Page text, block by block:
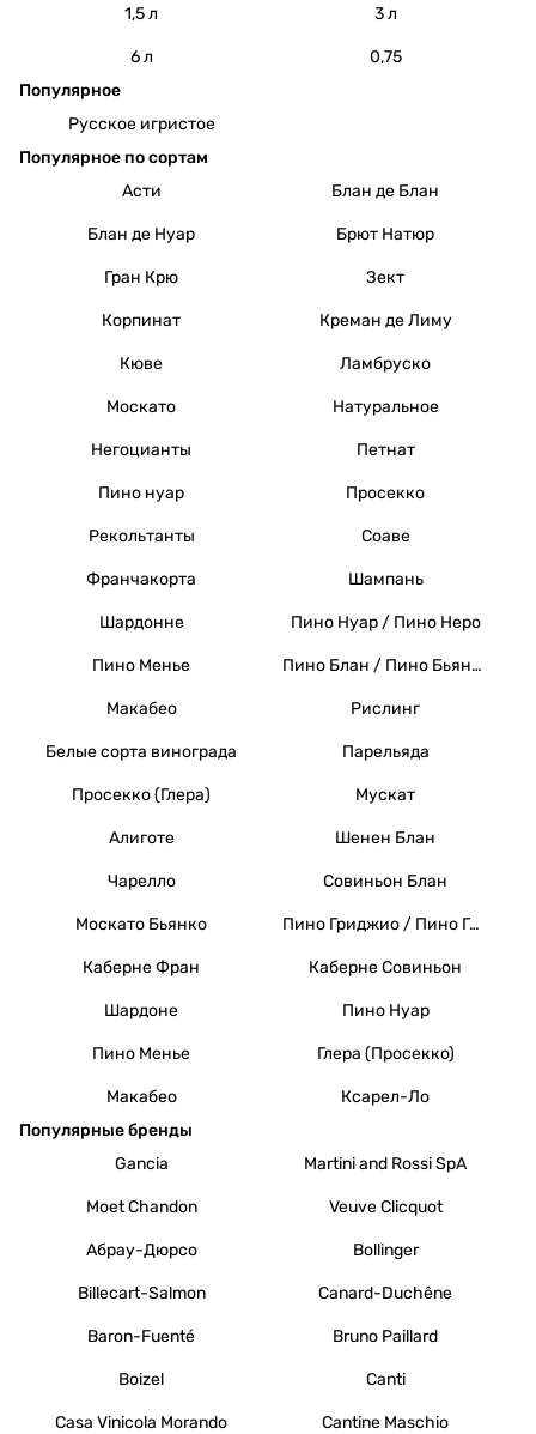
1,5 л 3 л
6 л
0,75
Популярное
Русское игристое
Популярное по сортам
Асти
Блан де Блан
Блан де Нуар Брют Натюр
Гран Крю Зект
Корпинат Креман де Лиму
Кюве Ламбруско
Москато Натуральное
Негоцианты Петнат
Пино нуар Просекко
Рекольтанты Соаве
Франчакорта Шампань
Шардонне Пино Нуар / Пино Неро
Пино Менье Пино Блан / Пино Бьянко / Вайссер Бургундер
Макабео Рислинг
Белые сорта винограда Парельяда
Просекко (Глера) Мускат
Алиготе Шенен Блан
Чарелло Совиньон Блан
Москато Бьянко Пино Гриджио / Пино Гри
Каберне Фран Каберне Совиньон
Шардоне Пино Нуар
Пино Менье Глера (Просекко)
Макабео
Ксарел-Ло
Популярные бренды
Gancia
Martini and Rossi SpA
Moet Chandon Veuve Clicquot
Абрау-Дюрсо Bollinger
Billecart-Salmon Canard-Duchêne
Baron-Fuenté Bruno Paillard
Boizel Canti
Casa Vinicola Morando Cantine Maschio